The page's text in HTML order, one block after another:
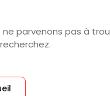
ne parvenons pas à